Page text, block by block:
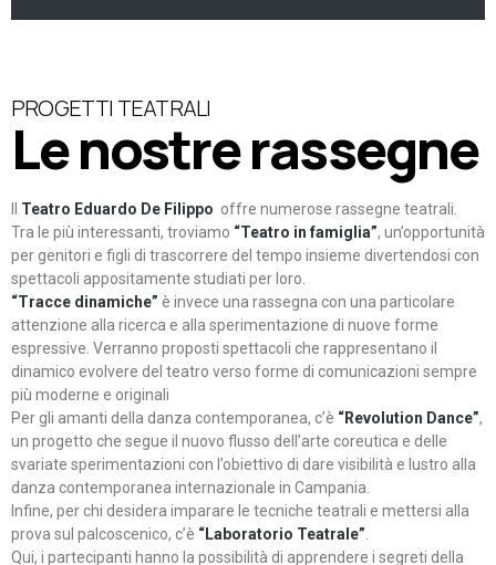
PROGETTI TEATRALI
Le nostre rassegne
Teatro Eduardo De Filippo offre numerose rassegne teatrali.
Tra le più interessanti, troviamo “Teatro in famiglia”, un’opportunità
per genitori e figli di trascorrere del tempo insieme divertendosi con
spettacoli appositamente studiati per loro.
“Tracce dinamiche” è invece una rassegna con una particolare
attenzione alla ricerca e alla sperimentazione di nuove forme
espressive. Verranno proposti spettacoli che rappresentano il
dinamico evolvere del teatro verso forme di comunicazioni sempre
più moderne e originali
Per gli amanti della danza contemporanea, c’è “Revolution Dance”,
un progetto che segue il nuovo flusso dell’arte coreutica e delle
svariate sperimentazioni con l’obiettivo di dare visibilità e lustro alla
danza contemporanea internazionale in Campania.
Infine, per chi desidera imparare le tecniche teatrali e mettersi alla
prova sul palcoscenico, c’è “Laboratorio Teatrale”
Qui, i partecipanti hanno la possibilità di apprendere i segreti della